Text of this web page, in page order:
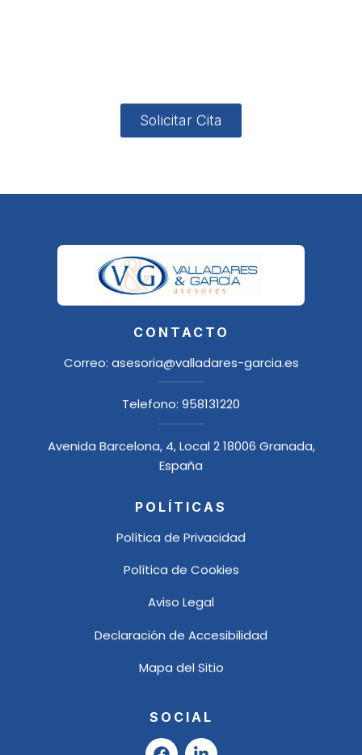
Solicitar Cita
CONTACTO
Correo: asesoria@valladares-garcia.es
Telefono: 958131220
Avenida Barcelona, 4, Local 2 18006 Granada,
España
POLÍTICAS
Política de Privacidad
Política de Cookies
Aviso Legal
Declaración de Accesibilidad
Mapa del Sitio
SOCIAL
F
L